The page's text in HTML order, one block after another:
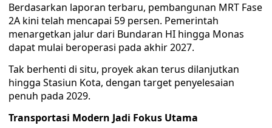
Berdasarkan laporan terbaru, pembangunan MRT Fase
2A kini telah mencapai 59 persen. Pemerintah
menargetkan jalur dari Bundaran HI hingga Monas
dapat mulai beroperasi pada akhir 2027.
Tak berhenti di situ, proyek akan terus dilanjutkan
hingga Stasiun Kota, dengan target penyelesaian
penuh pada 2029.
Transportasi Modern Jadi Fokus Utama